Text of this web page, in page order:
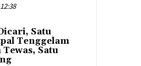
Satu
Tenggelam
Satu